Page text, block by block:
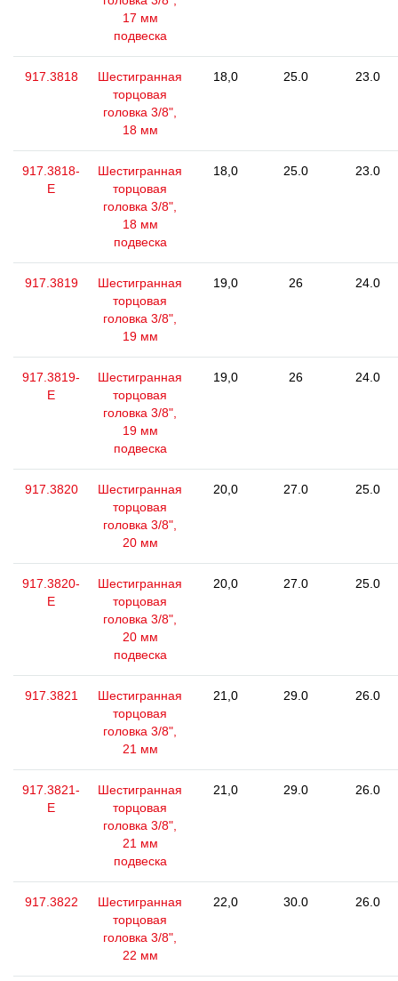
17 мм
подвеска
917.3818
Шестигранная
торцовая
головка 3/8",
18 мм
18,0 25.0 23.0
917.3818-
E
Шестигранная
торцовая
головка 3/8",
18 мм
подвеска
18,0 25.0 23.0
917.3819
Шестигранная
торцовая
головка 3/8",
19 мм
19,0 26 24.0
917.3819-
E
Шестигранная
торцовая
головка 3/8",
19 мм
подвеска
19,0 26 24.0
917.3820
Шестигранная
торцовая
головка 3/8",
20 мм
20,0 27.0 25.0
917.3820-
E
Шестигранная
торцовая
головка 3/8",
20 мм
подвеска
20,0 27.0 25.0
917.3821
Шестигранная
торцовая
головка 3/8",
21 мм
21,0 29.0 26.0
917.3821-
E
Шестигранная
торцовая
головка 3/8",
21 мм
подвеска
21,0 29.0 26.0
917.3822
Шестигранная
торцовая
головка 3/8",
22 мм
22,0 30.0 26.0